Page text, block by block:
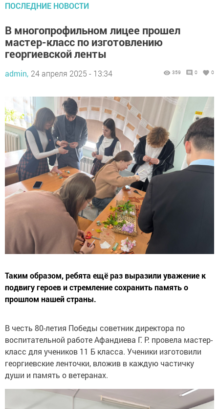
ПОСЛЕДНИЕ НОВОСТИ
В многопрофильном лицее прошел
мастер-класс по изготовлению
георгиевской ленты
admin, 24 апреля 2025 - 13:34 359 0 0
Таким образом, ребята ещё раз выразили уважение к
подвигу героев и стремление сохранить память о
прошлом нашей страны.
В честь 80-летия Победы советник директора по
воспитательной работе Афандиева Г. Р. провела мастер-
класс для учеников 11 Б класса. Ученики изготовили
георгиевские ленточки, вложив в каждую частичку
души и память о ветеранах.